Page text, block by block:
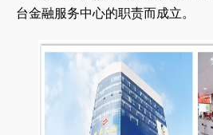
台金融服务中心的职责而成立。